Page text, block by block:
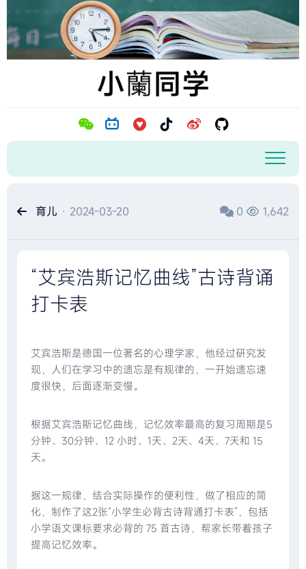
内
容
育儿 · 2024-03-20 0 1,642
“艾宾浩斯记忆曲线”古诗背诵
打卡表
艾宾浩斯是德国一位著名的心理学家，他经过研究发
现，人们在学习中的遗忘是有规律的，一开始遗忘速
度很快，后面逐渐变慢。
根据艾宾浩斯记忆曲线，记忆效率最高的复习周期是5
分钟、30分钟、12 小时、1天、2天、4天、7天和 15
天。
据这一规律，结合实际操作的便利性，做了相应的简
化，制作了这2张“小学生必背古诗背通打卡表”，包括
小学语文课标要求必背的 75 首古诗，帮家长带着孩子
提高记忆效率。